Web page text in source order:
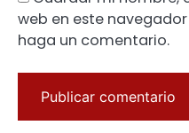
web en este
haga un comentario.